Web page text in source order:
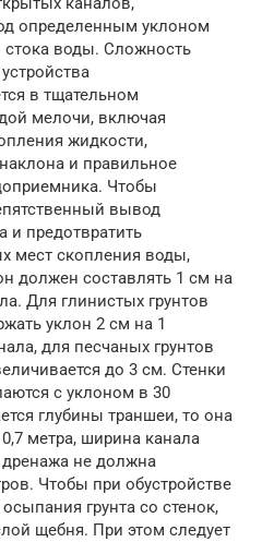
определенным уклоном
воды. Сложность
в тщательном
мелочи, включая
жидкости,
и правильное
Чтобы
вывод
и предотвратить
мест скопления воды,
должен составлять 1 см на
Для глинистых грунтов
уклон 2 см на 1
для песчаных грунтов
до 3 см. Стенки
с уклоном в 30
глубины траншеи, то она
метра, ширина канала
не должна
Чтобы при обустройстве
грунта со стенок,
щебня. При этом следует